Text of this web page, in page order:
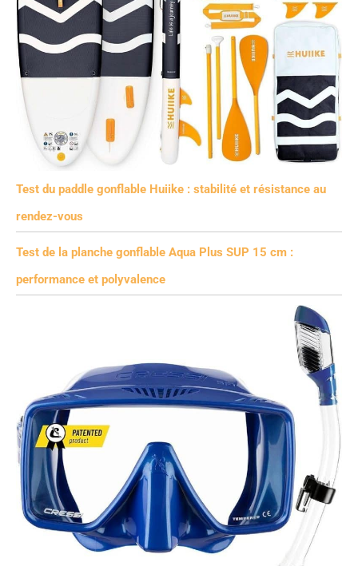
Test du paddle gonflable Huiike : stabilité et résistance au
rendez-vous
Test de la planche gonflable Aqua Plus SUP 15 cm :
performance et polyvalence